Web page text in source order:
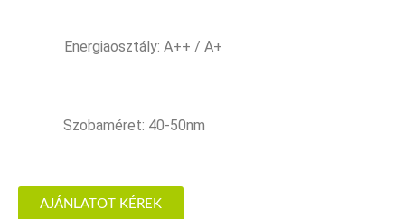
Energiaosztály: A++ / A+
Szobaméret: 40-50nm
AJÁNLATOT KÉREK